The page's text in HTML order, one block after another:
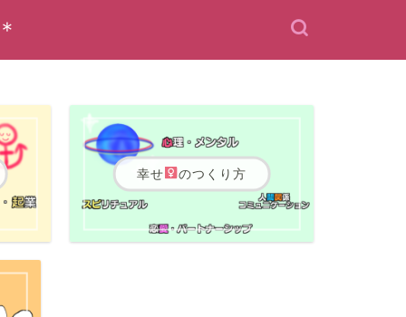
幸せ のつくり方